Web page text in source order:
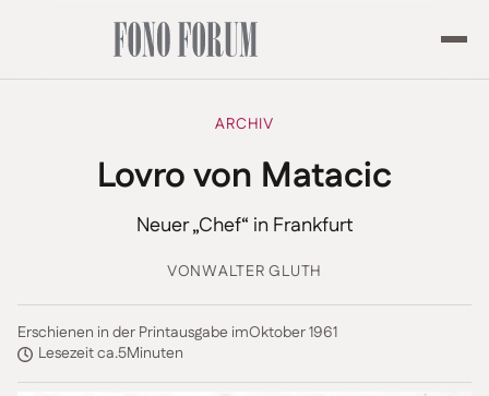
ARCHIV
Lovro von Matacic
Neuer „Chef“ in Frankfurt
VONWALTER GLUTH
Erschienen in der Printausgabe imOktober 1961
Lesezeit ca.5Minuten